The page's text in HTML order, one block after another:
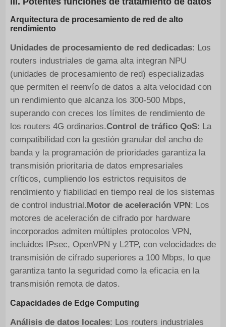
Arquitectura de procesamiento de red de alto
rendimiento
Unidades de procesamiento de red dedicadas: Los
routers industriales de gama alta integran NPU
(unidades de procesamiento de red) especializadas
que permiten el reenvío de datos a alta velocidad con
un rendimiento que alcanza los 300-500 Mbps,
superando con creces los límites de rendimiento de
los routers 4G ordinarios.Control de tráfico QoS: La
compatibilidad con la gestión granular del ancho de
banda y la programación de prioridades garantiza la
transmisión prioritaria de datos empresariales
críticos, cumpliendo los estrictos requisitos de
rendimiento y fiabilidad en tiempo real de los sistemas
de control industrial.Motor de aceleración VPN: Los
motores de aceleración de cifrado por hardware
incorporados admiten múltiples protocolos VPN,
incluidos IPsec, OpenVPN y L2TP, con velocidades de
transmisión de cifrado superiores a 100 Mbps, lo que
garantiza tanto la seguridad como la eficacia en la
transmisión remota de datos.
Capacidades de Edge Computing
Análisis de datos locales: Los routers industriales